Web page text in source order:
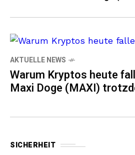
AKTUELLE NEWS
Warum Kryptos heute
Maxi Doge (MAXI)
SICHERHEIT